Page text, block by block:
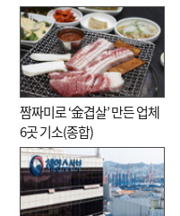
짬짜미로 ‘金겹살’ 만든 업체
6곳 기소(종합)